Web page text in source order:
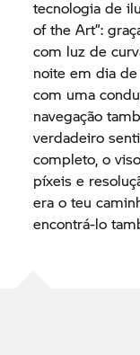
tecnologia de
of the Art”:
com luz de
noite em dia
com uma
navegação
verdadeiro
completo, o
píxeis e
era o teu
encontrá-lo